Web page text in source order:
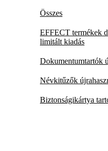
Összes
EFFECT termékek
limitált kiadás
Dokumentumtartók
Névkitűzők
Biztonságikártya